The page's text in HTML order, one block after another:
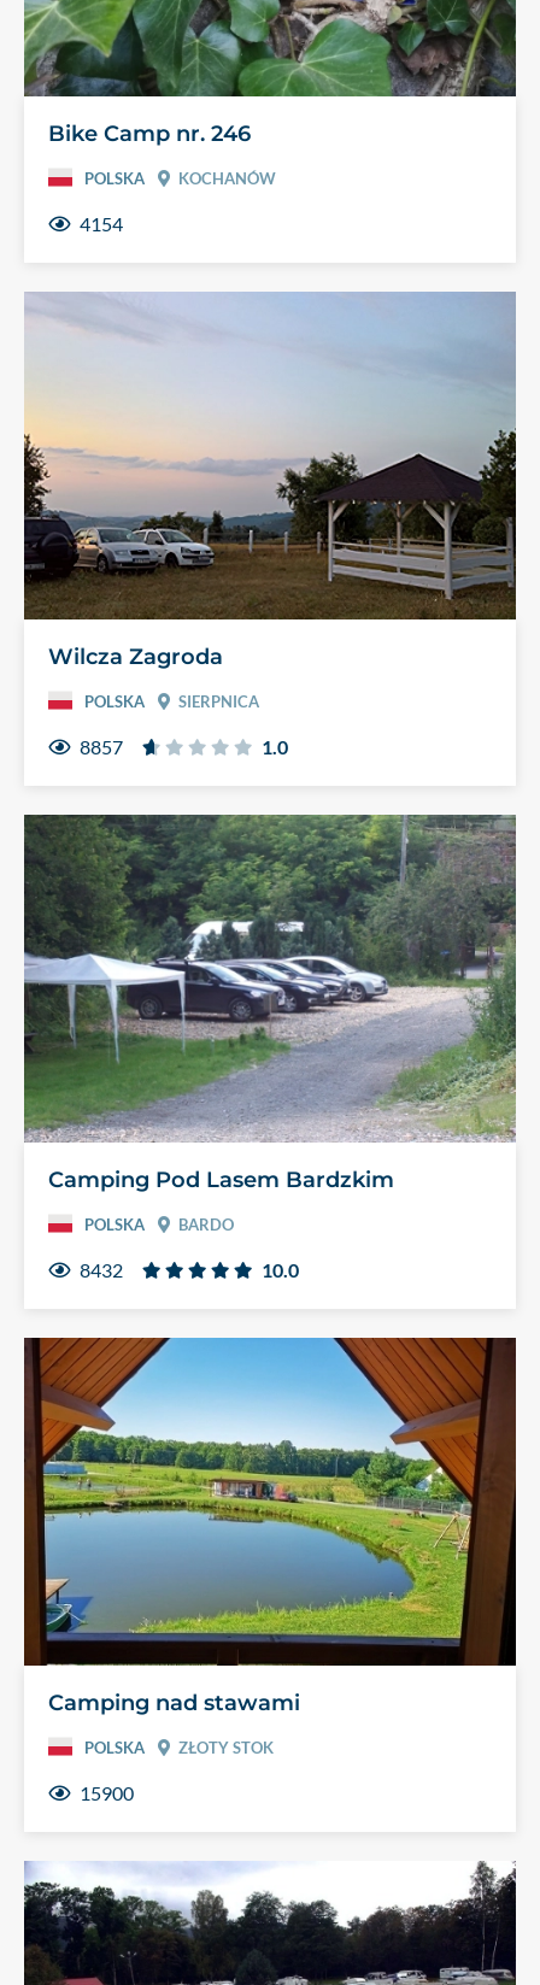
Bike Camp nr. 246
POLSKA KOCHANÓW
4154
Wilcza Zagroda
POLSKA SIERPNICA
8857 1.0
Camping Pod Lasem Bardzkim
POLSKA BARDO
8432 10.0
Camping nad stawami
POLSKA ZŁOTY STOK
15900